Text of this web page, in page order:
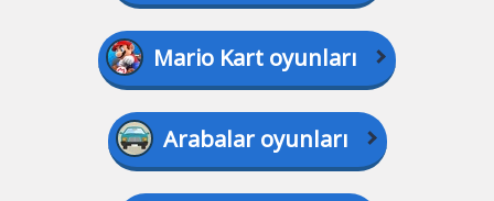
Mario Kart oyunları
Arabalar oyunları